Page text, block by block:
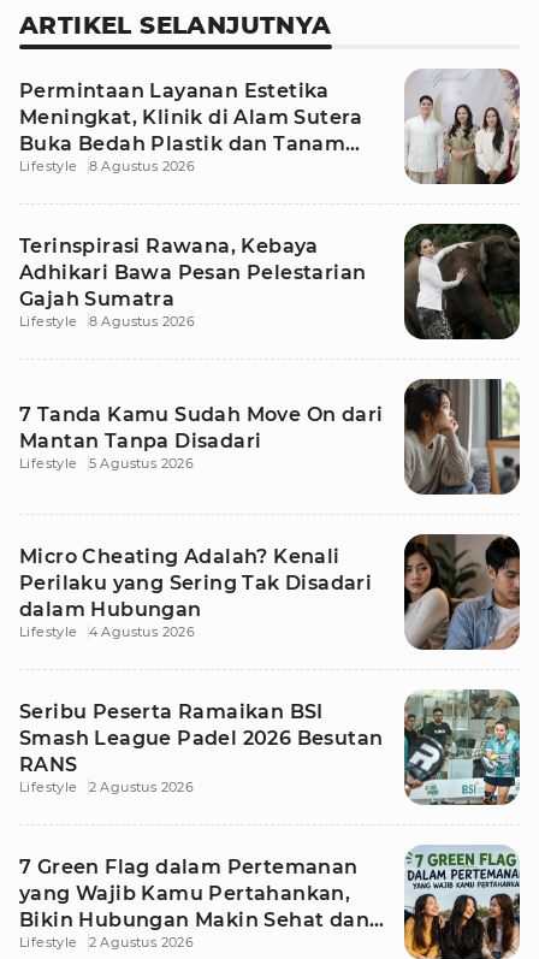
ARTIKEL SELANJUTNYA
Permintaan Layanan Estetika
Meningkat, Klinik di Alam Sutera
Buka Bedah Plastik dan Tanam
Rambut
Lifestyle 8 Agustus 2026
Terinspirasi Rawana, Kebaya
Adhikari Bawa Pesan Pelestarian
Gajah Sumatra
Lifestyle 8 Agustus 2026
7 Tanda Kamu Sudah Move On dari
Mantan Tanpa Disadari
Lifestyle 5 Agustus 2026
Micro Cheating Adalah? Kenali
Perilaku yang Sering Tak Disadari
dalam Hubungan
Lifestyle 4 Agustus 2026
Seribu Peserta Ramaikan BSI
Smash League Padel 2026 Besutan
RANS
Lifestyle 2 Agustus 2026
7 Green Flag dalam Pertemanan
yang Wajib Kamu Pertahankan,
Bikin Hubungan Makin Sehat dan
Awet
Lifestyle 2 Agustus 2026